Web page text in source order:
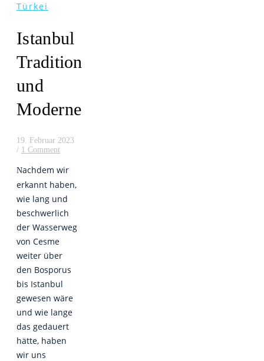
Türkei
Istanbul
Tradition
und
Moderne
19. Februar 2023
/ 1 Comment
Nachdem wir
erkannt haben,
wie lang und
beschwerlich
der Wasserweg
von Cesme
weiter über
den Bosporus
bis Istanbul
gewesen wäre
und wie lange
das gedauert
hätte, haben
wir uns